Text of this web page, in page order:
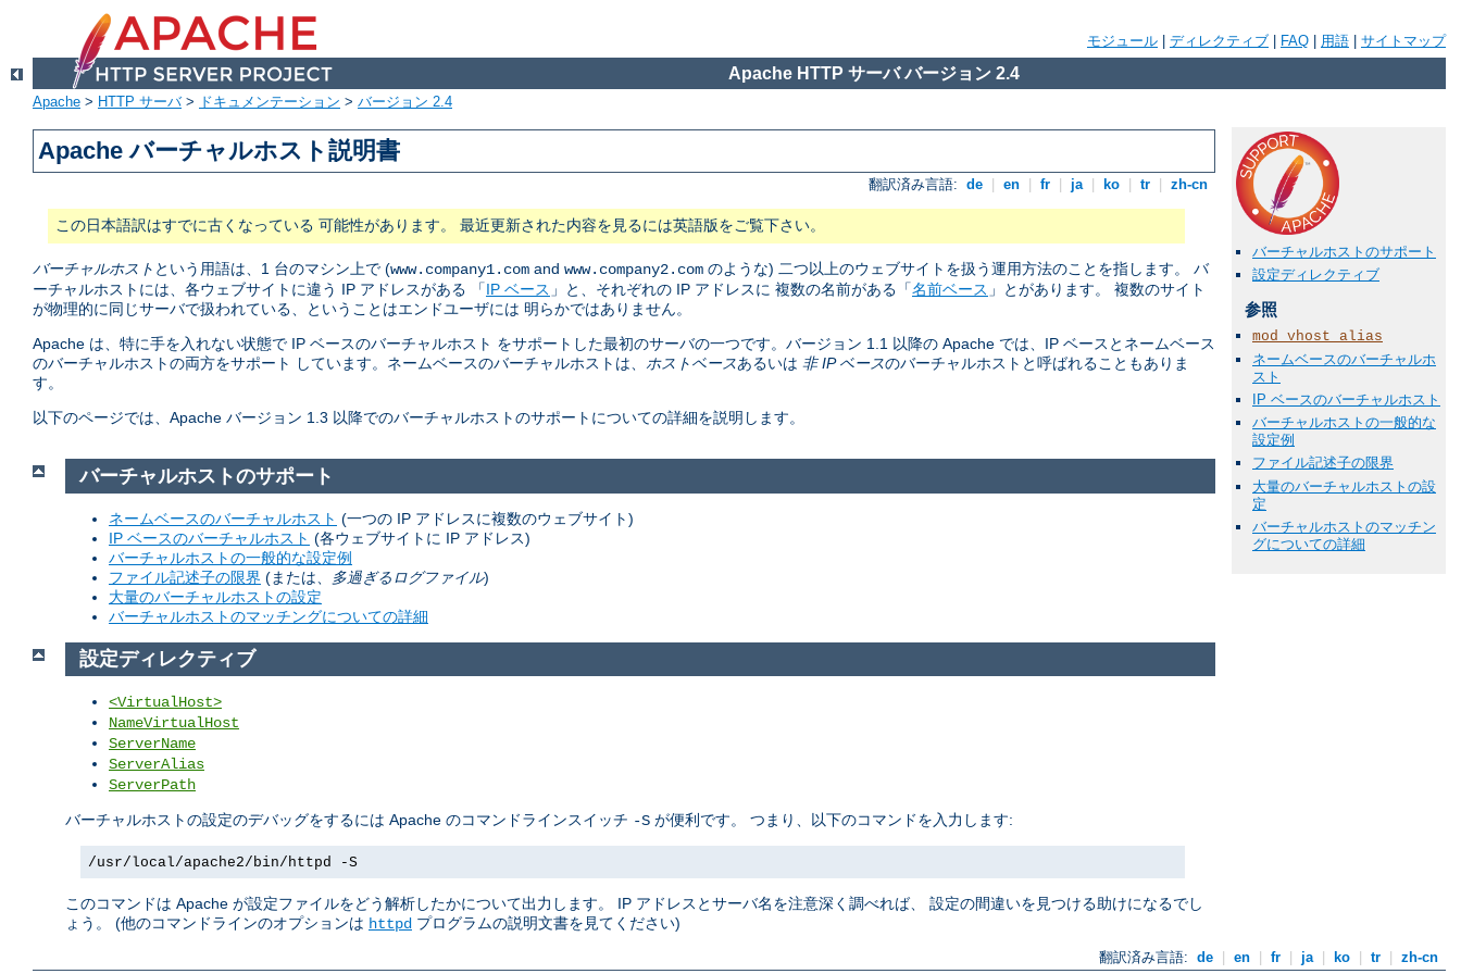
モジュール ディレクティブ FAQ 用語 サイトマップ
Apache HTTP サーバ バージョン 2.4
Apache > HTTP サーバ> ドキュメンテーション > バージョン 2.4
Apache バーチャルホスト説明書
翻訳済み言語: de en fr ja ko tr zh-cn
この日本語訳はすでに古くなっている 可能性があります。 最近更新された内容を見るには英語版をご覧下さい。
バーチャルホスト という用語は、1 台のマシン上で (www.company1.com and www.company2.com のような) 二つ以上のウェブサイトを扱う運用方法のことを指します。 バ
ーチャルホストには、各ウェブサイトに違う IP アドレスがある 「IP ベース 」と、それぞれの IP アドレスに 複数の名前がある「名前ベース 」とがあります。 複数のサイト
が物理的に同じサーバで扱われている、ということはエンドユーザには 明らかではありません。
Apache は、特に手を入れない状態で IP ベースのバーチャルホスト をサポートした最初のサーバの一つです。バージョン 1.1 以降の Apache では、IP ベースとネームベース
のバーチャルホストの両方をサポート しています。ネームベースのバーチャルホストは、 ホストベースあるいは 非 IP ベースのバーチャルホストと呼ばれることもありま
す。
以下のページでは、Apache バージョン 1.3 以降でのバーチャルホストのサポートについての詳細を説明します。
バーチャルホストのサポート
設定ディレクティブ
参照
mod_vhost_alias
ネームベースのバーチャルホ
スト
IP ベースのバーチャルホスト
バーチャルホストの一般的な
設定例
ファイル記述子の限界
大量のバーチャルホストの設
定
バーチャルホストのマッチン
グについての詳細
バーチャルホストのサポート
ネームベースのバーチャルホスト (一つの IP アドレスに複数のウェブサイト)
IP ベースのバーチャルホスト (各ウェブサイトに IP アドレス)
バーチャルホストの一般的な設定例
ファイル記述子の限界 (または、 多過ぎるログファイル)
大量のバーチャルホストの設定
バーチャルホストのマッチングについての詳細
設定ディレクティブ
<VirtualHost>
NameVirtualHost
ServerName
ServerAlias
ServerPath
バーチャルホストの設定のデバッグをするには Apache のコマンドラインスイッチ -S が便利です。 つまり、以下のコマンドを入力します:
/usr/local/apache2/bin/httpd -S
このコマンドは Apache が設定ファイルをどう解析したかについて出力します。 IP アドレスとサーバ名を注意深く調べれば、 設定の間違いを見つける助けになるでし
ょう。 (他のコマンドラインのオプションは httpd プログラムの説明文書を見てください)
翻訳済み言語: de en fr ja ko tr
zh-cn